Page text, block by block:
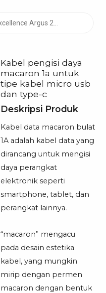
Kabel pengisi daya
macaron 1a untuk
tipe kabel micro usb
dan type-c
Deskripsi Produk
Kabel data macaron bulat
1A adalah kabel data yang
dirancang untuk mengisi
daya perangkat
elektronik seperti
smartphone, tablet, dan
perangkat lainnya.
“macaron” mengacu
pada desain estetika
kabel, yang mungkin
mirip dengan permen
macaron dengan bentuk